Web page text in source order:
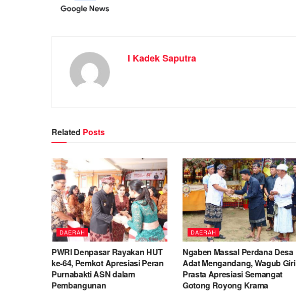
I Kadek Saputra
Related Posts
DAERAH
PWRI Denpasar Rayakan HUT
ke-64, Pemkot Apresiasi Peran
Purnabakti ASN dalam
Pembangunan
DAERAH
Ngaben Massal Perdana Desa
Adat Mengandang, Wagub Giri
Prasta Apresiasi Semangat
Gotong Royong Krama